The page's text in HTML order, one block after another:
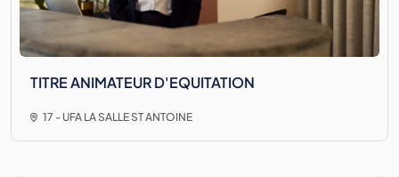
TITRE ANIMATEUR D'EQUITATION
17 - UFA LA SALLE ST ANTOINE